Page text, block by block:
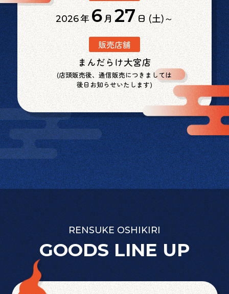
2026年6月27日 (土)～
販売店舗
まんだらけ大宮店
(店頭販売後、通信販売につきましては
後日お知らせいたします)
RENSUKE OSHIKIRI
GOODS LINE UP